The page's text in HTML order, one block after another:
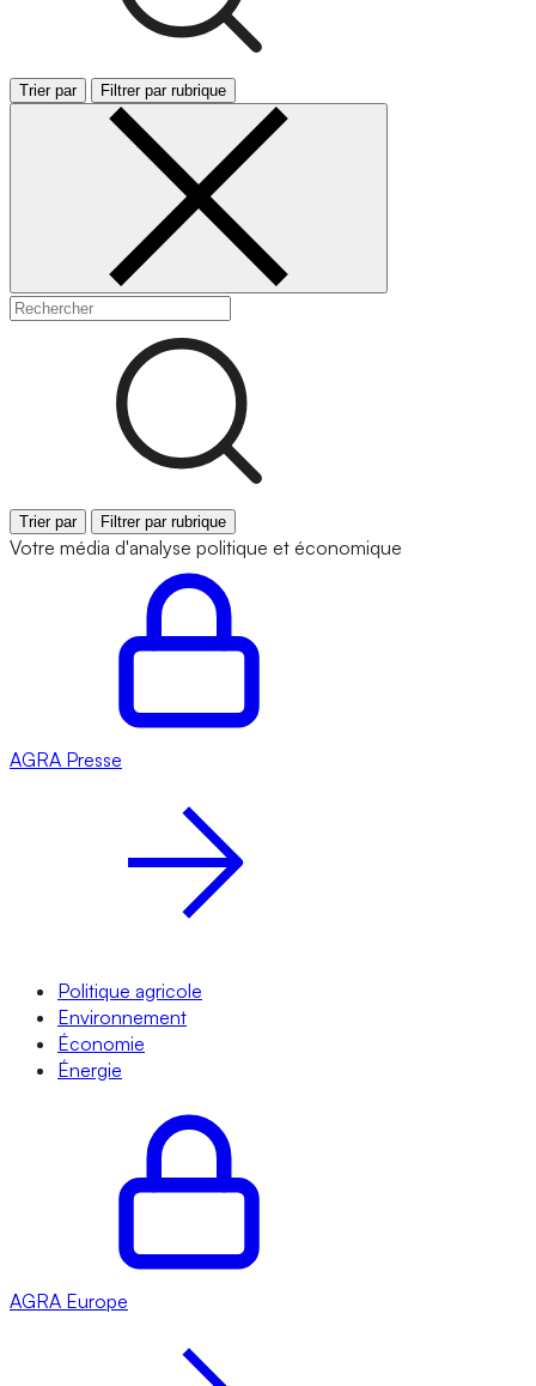
Trier par Filtrer par rubrique
Trier par Filtrer par rubrique
Votre média d'analyse politique et économique
AGRA Presse
Politique agricole
Environnement
Économie
Énergie
AGRA Europe